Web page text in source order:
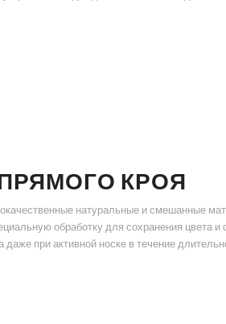
КРОЯ
натуральные и смешанные
обработку для сохранения
при активной носке в течение